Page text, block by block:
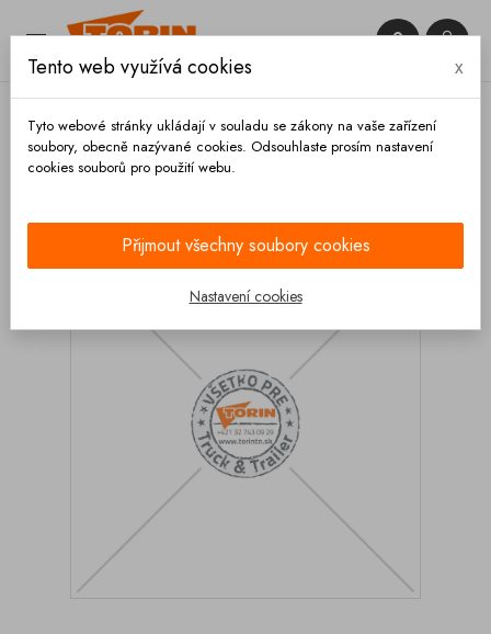
 

Tento web využívá cookies x
Tyto webové stránky ukládají v souladu se zákony na vaše zařízení
soubory, obecně nazývané cookies. Odsouhlaste prosím nastavení
cookies souborů pro použití webu.
Přijmout všechny soubory cookies
Nastavení cookies